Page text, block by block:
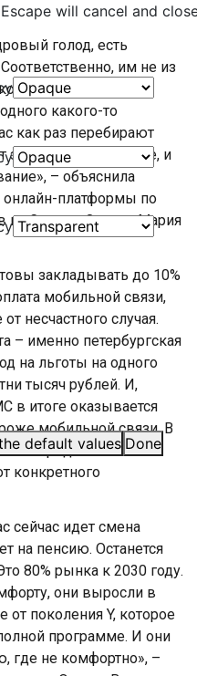
will cancel and
default values Done
голод, есть
им не из
компаниям
какого-то
как раз перебирают
здесь условия лучше, и
– объяснила
платформы по
на Северо-Западе Мария
закладывать до 10%
мобильной связи,
несчастного случая.
– именно петербургская
на льготы на одного
тысяч рублей. И,
в итоге оказывается
мобильной связи. В
определяет свои
конкретного
сейчас идет смена
на пенсию. Останется
80% рынка к 2030 году.
они выросли в
от поколения Y, которое
программе. И они
где не комфортно», –